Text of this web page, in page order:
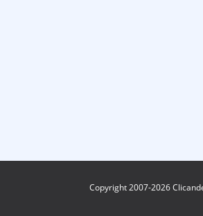
Copyright 2007-2026